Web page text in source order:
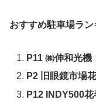
おすすめ駐車場ラン
P11 ㈱伸和光機
P2 旧眼鏡市場
P12 INDY500花